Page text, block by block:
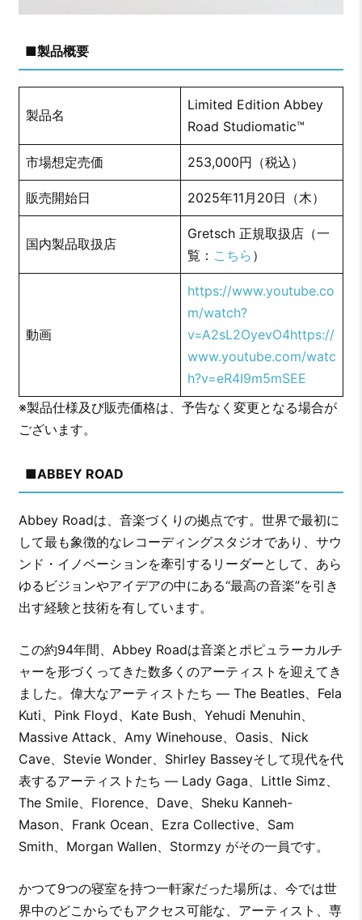
■製品概要
製品名
Limited Edition Abbey
Road Studiomatic™
市場想定売価 253,000円（税込）
販売開始日 2025年11月20日（木）
国内製品取扱店
Gretsch 正規取扱店（一
覧： こちら ）
動画
https://www.youtube.co
m/watch?
v=A2sL2OyevO4https://
www.youtube.com/watc
h?v=eR4I9m5mSEE
※製品仕様及び販売価格は、予告なく変更となる場合が
ございます。
■ABBEY ROAD
Abbey Roadは、音楽づくりの拠点です。世界で最初に
して最も象徴的なレコーディングスタジオであり、サウ
ンド・イノベーションを牽引するリーダーとして、あら
ゆるビジョンやアイデアの中にある“最高の音楽”を引き
出す経験と技術を有しています。
この約94年間、Abbey Roadは音楽とポピュラーカルチ
ャーを形づくってきた数多くのアーティストを迎えてき
ました。偉大なアーティストたち ― The Beatles、Fela
Kuti、Pink Floyd、Kate Bush、Yehudi Menuhin、
Massive Attack、Amy Winehouse、Oasis、Nick
Cave、Stevie Wonder、Shirley Basseyそして現代を代
表するアーティストたち ― Lady Gaga、Little Simz、
The Smile、Florence、Dave、Sheku Kanneh-
Mason、Frank Ocean、Ezra Collective、Sam
Smith、Morgan Wallen、Stormzy がその一員です。
かつて9つの寝室を持つ一軒家だった場所は、今では世
界中のどこからでもアクセス可能な、アーティスト、専